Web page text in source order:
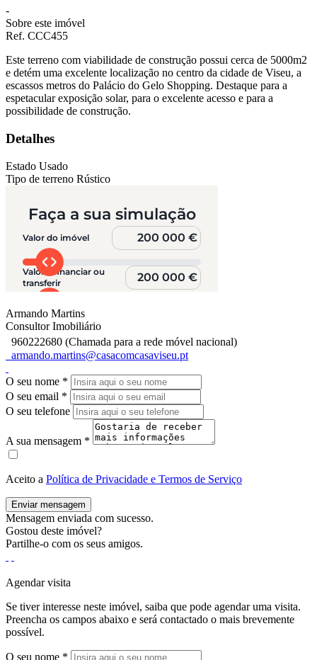
-
Sobre este imóvel
Ref. CCC455
Este terreno com viabilidade de construção possui cerca de 5000m2
e detém uma excelente localização no centro da cidade de Viseu, a
escassos metros do Palácio do Gelo Shopping. Destaque para a
espetacular exposição solar, para o excelente acesso e para a
possibilidade de construção.
Detalhes
Estado Usado
Tipo de terreno Rústico
Armando Martins
Consultor Imobiliário
960222680 (Chamada para a rede móvel nacional)
armando.martins@casacomcasaviseu.pt
O seu nome *
O seu email *
O seu telefone
A sua mensagem *
Aceito a Política de Privacidade e Termos de Serviço
Enviar mensagem
Mensagem enviada com sucesso.
Gostou deste imóvel?
Partilhe-o com os seus amigos.
Agendar visita
Se tiver interesse neste imóvel, saiba que pode agendar uma visita.
Preencha os campos abaixo e será contactado o mais brevemente
possível.
O seu nome *